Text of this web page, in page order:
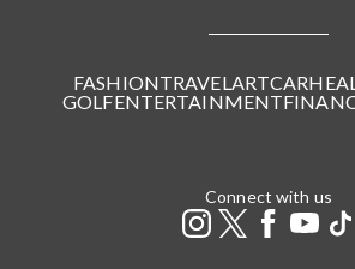
FASHIONTRAVEL ARTCAR
GOLFENTERTAINMENT
Connect with us